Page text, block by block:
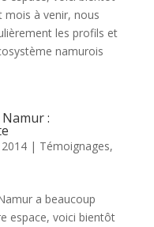
mois à venir, nous
les profils et
namurois
:
| Témoignages,
a beaucoup
espace, voici bientôt